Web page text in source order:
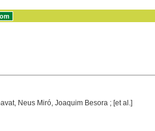
Neus Miró, Joaquim Besora ; [et al.]